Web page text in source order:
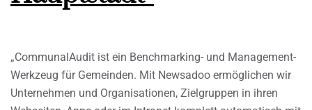
„CommunalAudit ist ein Benchmarking- und Management-
Werkzeug für Gemeinden. Mit Newsadoo ermöglichen wir
Unternehmen und Organisationen, Zielgruppen in ihren